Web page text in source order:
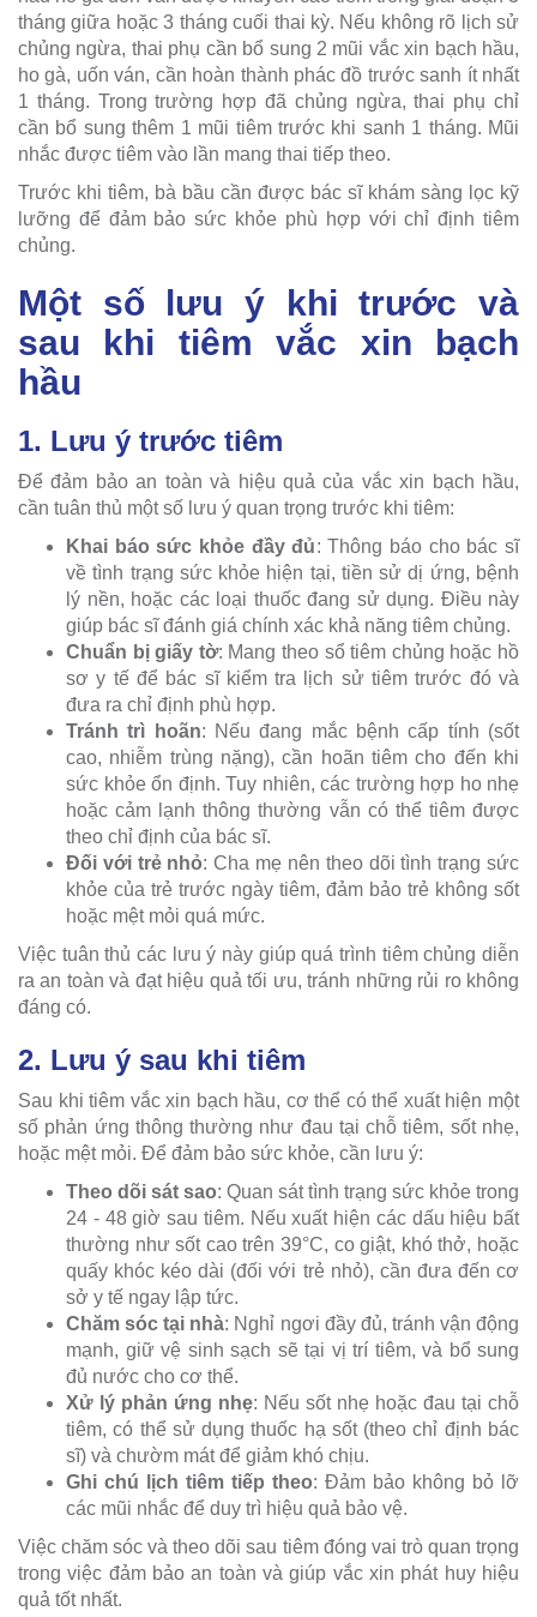
tháng giữa hoặc 3 tháng cuối thai kỳ. Nếu không rõ lịch sử
chủng ngừa, thai phụ cần bổ sung 2 mũi vắc xin bạch hầu,
ho gà, uốn ván, cần hoàn thành phác đồ trước sanh ít nhất
1 tháng. Trong trường hợp đã chủng ngừa, thai phụ chỉ
cần bổ sung thêm 1 mũi tiêm trước khi sanh 1 tháng. Mũi
nhắc được tiêm vào lần mang thai tiếp theo.
Trước khi tiêm, bà bầu cần được bác sĩ khám sàng lọc kỹ
lưỡng để đảm bảo sức khỏe phù hợp với chỉ định tiêm
chủng.
Một số lưu ý khi trước và
sau khi tiêm vắc xin bạch
hầu
1. Lưu ý trước tiêm
Để đảm bảo an toàn và hiệu quả của vắc xin bạch hầu,
cần tuân thủ một số lưu ý quan trọng trước khi tiêm:
Khai báo sức khỏe đầy đủ: Thông báo cho bác sĩ
về tình trạng sức khỏe hiện tại, tiền sử dị ứng, bệnh
lý nền, hoặc các loại thuốc đang sử dụng. Điều này
giúp bác sĩ đánh giá chính xác khả năng tiêm chủng.
Chuẩn bị giấy tờ: Mang theo sổ tiêm chủng hoặc hồ
sơ y tế để bác sĩ kiểm tra lịch sử tiêm trước đó và
đưa ra chỉ định phù hợp.
Tránh trì hoãn: Nếu đang mắc bệnh cấp tính (sốt
cao, nhiễm trùng nặng), cần hoãn tiêm cho đến khi
sức khỏe ổn định. Tuy nhiên, các trường hợp ho nhẹ
hoặc cảm lạnh thông thường vẫn có thể tiêm được
theo chỉ định của bác sĩ.
Đối với trẻ nhỏ: Cha mẹ nên theo dõi tình trạng sức
khỏe của trẻ trước ngày tiêm, đảm bảo trẻ không sốt
hoặc mệt mỏi quá mức.
Việc tuân thủ các lưu ý này giúp quá trình tiêm chủng diễn
ra an toàn và đạt hiệu quả tối ưu, tránh những rủi ro không
đáng có.
2. Lưu ý sau khi tiêm
Sau khi tiêm vắc xin bạch hầu, cơ thể có thể xuất hiện một
số phản ứng thông thường như đau tại chỗ tiêm, sốt nhẹ,
hoặc mệt mỏi. Để đảm bảo sức khỏe, cần lưu ý:
Theo dõi sát sao: Quan sát tình trạng sức khỏe trong
24 - 48 giờ sau tiêm. Nếu xuất hiện các dấu hiệu bất
thường như sốt cao trên 39°C, co giật, khó thở, hoặc
quấy khóc kéo dài (đối với trẻ nhỏ), cần đưa đến cơ
sở y tế ngay lập tức.
Chăm sóc tại nhà: Nghỉ ngơi đầy đủ, tránh vận động
mạnh, giữ vệ sinh sạch sẽ tại vị trí tiêm, và bổ sung
đủ nước cho cơ thể.
Xử lý phản ứng nhẹ: Nếu sốt nhẹ hoặc đau tại chỗ
tiêm, có thể sử dụng thuốc hạ sốt (theo chỉ định bác
sĩ) và chườm mát để giảm khó chịu.
Ghi chú lịch tiêm tiếp theo: Đảm bảo không bỏ lỡ
các mũi nhắc để duy trì hiệu quả bảo vệ.
Việc chăm sóc và theo dõi sau tiêm đóng vai trò quan trọng
trong việc đảm bảo an toàn và giúp vắc xin phát huy hiệu
quả tốt nhất.